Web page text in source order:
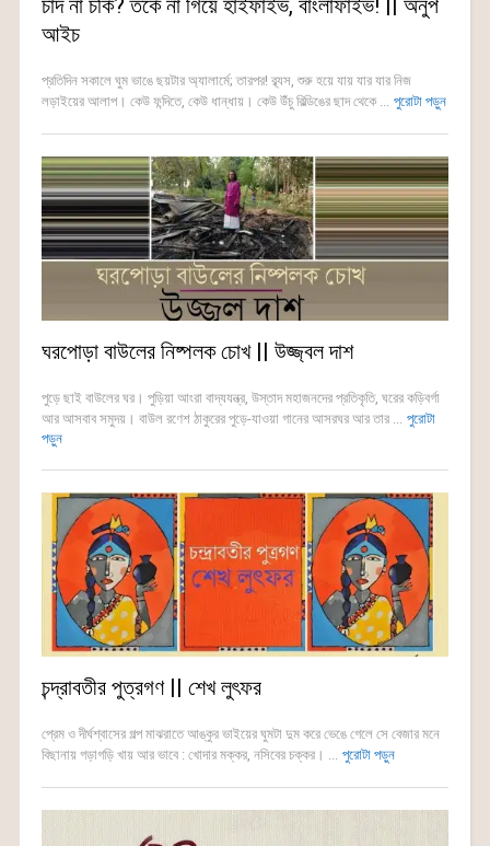
চাঁদ না চর্কি? তর্কে না গিয়ে হাইফাইভ, বাংলাফাইভ! || অনুপ
আইচ
প্রতিদিন সকালে ঘুম ভাঙে ছয়টার অ্যালার্মে; তারপর! ব্ব্যস, শুরু হয়ে যায় যার যার নিজ
লড়াইয়ের আলাপ। কেউ ফন্দিতে, কেউ ধান্ধায়। কেউ উঁচু বিল্ডিঙের ছাদ থেকে ... পুরোটা পড়ুন
ঘরপোড়া বাউলের নিষ্পলক চোখ || উজ্জ্বল দাশ
পুড়ে ছাই বাউলের ঘর। পুড়িয়া আংরা বাদ্যযন্ত্র, উস্তাদ মহাজনদের প্রতিকৃতি, ঘরের কড়িবর্গা
আর আসবাব সমুদয়। বাউল রণেশ ঠাকুরের পুড়ে-যাওয়া গানের আসরঘর আর তার ... পুরোটা
পড়ুন
চন্দ্রাবতীর পুত্রগণ || শেখ লুৎফর
প্রেম ও দীর্ঘশ্বাসের গল্প মাঝরাতে আঙ্কুর ভাইয়ের ঘুমটা দুম করে ভেঙে গেলে সে বেজার মনে
বিছানায় গড়াগড়ি খায় আর ভাবে : খোদার মক্কর, নসিবের চক্কর। ... পুরোটা পড়ুন